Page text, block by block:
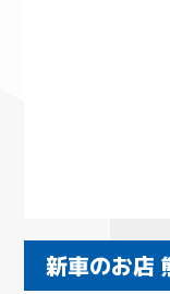
新車のお店